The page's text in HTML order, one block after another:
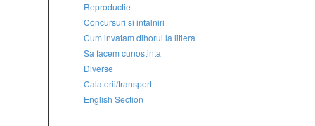
Reproductie
Concursuri si intalniri
Cum invatam dihorul la litiera
Sa facem cunostinta
Diverse
Calatorii/transport
English Section